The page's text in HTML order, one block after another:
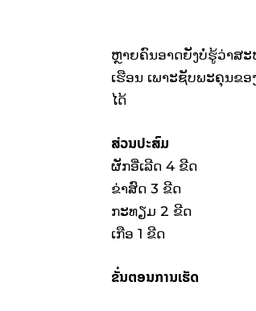
ຫຼາຍຄົນອາດຍັງບໍ່ຮູ້ວ່າສະ
ເຮືອນ ເພາະຊັບພະຄຸນຂ
ໄດ້
ສ່ວນປະສົມ
ຜັກອີ່ເລີດ 4 ຂີດ
ຂ່າສົດ 3 ຂີດ
ກະທຽມ 2 ຂີດ
ເກືອ 1 ຂີດ
ຂັ່ນຕອນການເຮັດ